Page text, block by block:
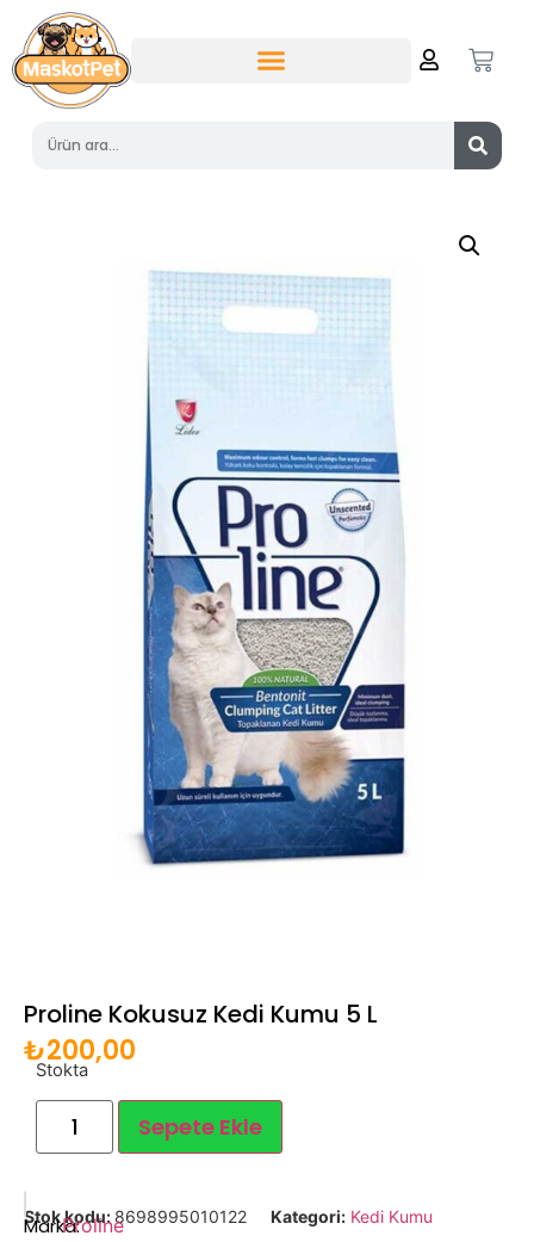
Proline Kokusuz Kedi Kumu 5 L
₺200,00
Stokta
Sepete Ekle
Stok kodu: 8698995010122 Kategori: Kedi Kumu
Marka:Proline